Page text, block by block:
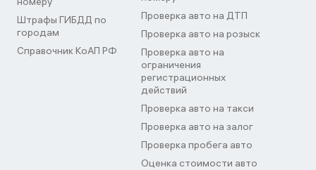
Штрафы ГИБДД по
городам
Справочник КоАП РФ
Проверка авто на ДТП
Проверка авто на розыск
Проверка авто на
ограничения
регистрационных
действий
Проверка авто на такси
Проверка авто на залог
Проверка пробега авто
Оценка стоимости авто